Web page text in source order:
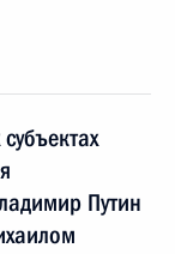
Путин